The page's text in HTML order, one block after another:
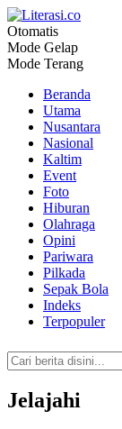
Literasi.co
Pilar Informasi
Otomatis
Mode Gelap
Mode Terang
Beranda
Utama
Nusantara
Nasional
Kaltim
Event
Foto
Hiburan
Olahraga
Opini
Pariwara
Pilkada
Sepak Bola
Indeks
Terpopuler
Jelajahi